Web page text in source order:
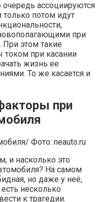
ассоциируются
потом идут
при
При этом такие
при касании
жизнь ее
То же касается и
при
и насколько это
На самом
но даже у неё,
несколько
к трагедии.